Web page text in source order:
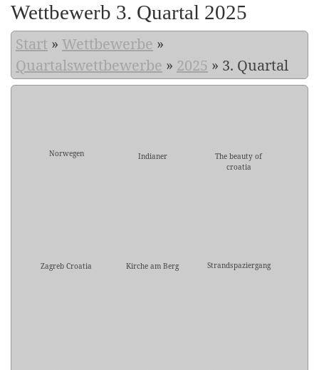
Wettbewerb 3. Quartal 2025
Start » Wettbewerbe »
Quartalswettbewerbe » 2025 » 3. Quartal
Norwegen Indianer
The beauty of
croatia
Zagreb Croatia Kirche am Berg Strandspaziergang